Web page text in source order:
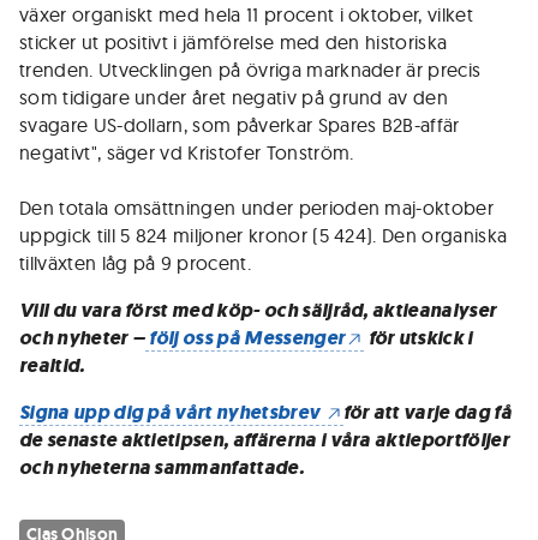
växer organiskt med hela 11 procent i oktober, vilket
sticker ut positivt i jämförelse med den historiska
trenden. Utvecklingen på övriga marknader är precis
som tidigare under året negativ på grund av den
svagare US-dollarn, som påverkar Spares B2B-affär
negativt", säger vd Kristofer Tonström.
Den totala omsättningen under perioden maj-oktober
uppgick till 5 824 miljoner kronor (5 424). Den organiska
tillväxten låg på 9 procent.
Vill du vara först med köp- och säljråd, aktieanalyser
och nyheter –följ oss på Messenger
för utskick i
realtid.
Signa upp dig på vårt nyhetsbrev
för att varje dag få
de senaste aktietipsen, affärerna i våra aktieportföljer
och nyheterna sammanfattade.
Clas Ohlson